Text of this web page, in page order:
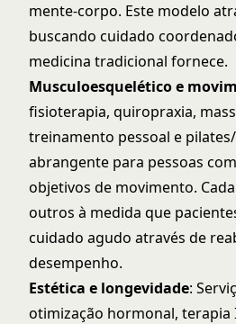
mente-corpo. Este modelo
buscando cuidado
medicina tradicional fornece.
Musculoesquelético e
fisioterapia, quiropraxia,
treinamento pessoal e
abrangente para pessoas
objetivos de movimento.
outros à medida que
cuidado agudo através de
desempenho.
Estética e longevidade:
otimização hormonal, terapia